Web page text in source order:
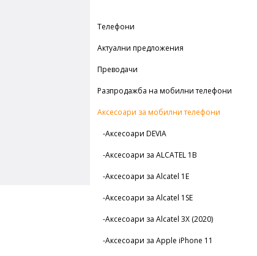
Телефони
Актуални предложения
Преводачи
Разпродажба на мобилни телефони
Аксесоари за мобилни телефони
-Аксесоари DEVIA
-Аксесоари за ALCATEL 1B
-Аксесоари за Alcatel 1E
-Аксесоари за Alcatel 1SE
-Аксесоари за Alcatel 3X (2020)
-Аксесоари за Apple iPhone 11